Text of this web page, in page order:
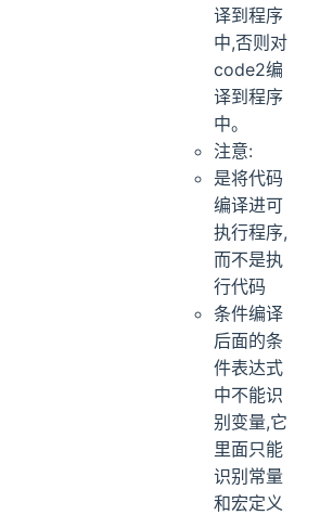
译到程序
中,否则对
code2编
译到程序
中。
注意:
是将代码
编译进可
执行程序,
而不是执
行代码
条件编译
后面的条
件表达式
中不能识
别变量,它
里面只能
识别常量
和宏定义